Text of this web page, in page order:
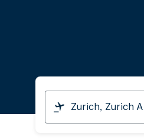
Je
pars
de